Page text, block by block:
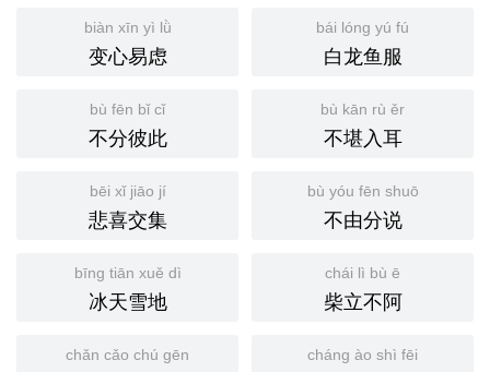
biàn xīn yì lǜ
变心易虑
bái lóng yú fú
白龙鱼服
bù fēn bǐ cǐ
不分彼此
bù kān rù ěr
不堪入耳
bēi xǐ jiāo jí
悲喜交集
bù yóu fēn shuō
不由分说
bīng tiān xuě dì
冰天雪地
chái lì bù ē
柴立不阿
chǎn cǎo chú gēn cháng ào shì fēi